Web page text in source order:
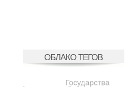
ОБЛАКО ТЕГОВ